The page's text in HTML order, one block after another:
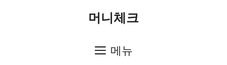
머니체크
메뉴